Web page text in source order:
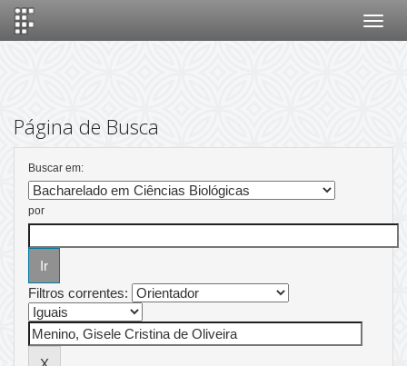
Página de Busca
Buscar em:
por
Filtros correntes: